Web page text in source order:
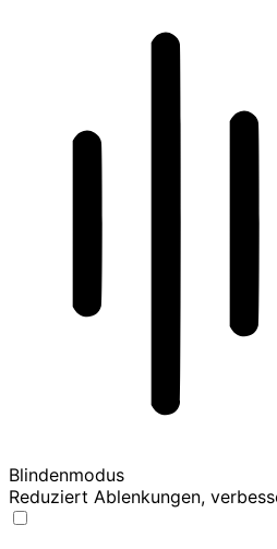
Blindenmodus
Reduziert Ablenkungen,